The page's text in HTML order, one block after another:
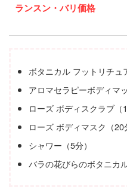
ランスン・バリ価格
ボタニカル フットリチュ
アロマセラピーボディマ
ローズ ボディスクラブ（
ローズ ボディマスク（20
シャワー（5分）
バラの花びらのボタニカ